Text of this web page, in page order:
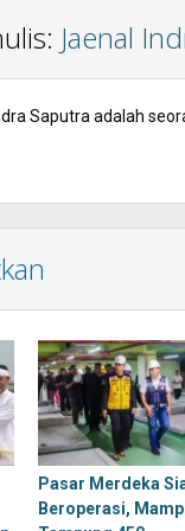
Jaenal
Saputra adalah
Pasar Merdeka
Beroperasi,